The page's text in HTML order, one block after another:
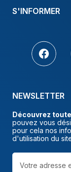
S'INFORMER
NEWSLETTER
Découvrez
pouvez vous
pour cela nos
d'utilisation du